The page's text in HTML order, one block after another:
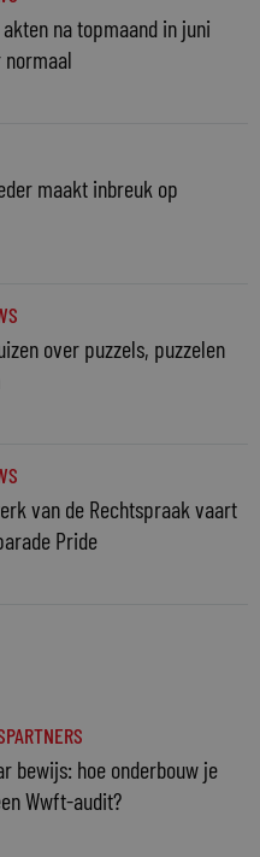
na topmaand in juni
maakt inbreuk op
over puzzels, puzzelen
van de Rechtspraak vaart
Pride
bewijs: hoe onderbouw je
Wwft-audit?